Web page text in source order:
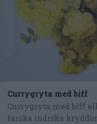
Currygryta med biff
Currygryta med biff
färska indiska